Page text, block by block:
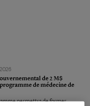
de 2 M$
de médecine de
permettra de former